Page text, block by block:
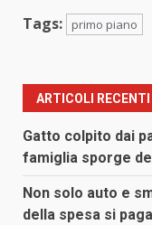
Tags: primo piano
ARTICOLI RECENTI
Gatto colpito dai
famiglia sporge
Non solo auto e
della spesa si